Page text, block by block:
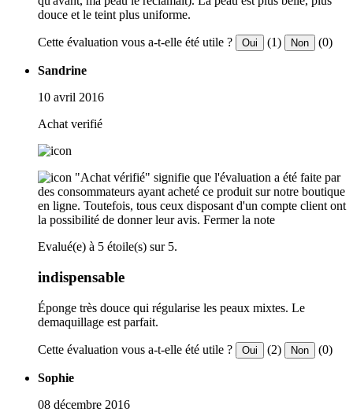
douce et le teint plus uniforme.
Cette évaluation vous a-t-elle été utile ? Oui (1) Non (0)
Sandrine
10 avril 2016
Achat verifié
"Achat vérifié" signifie que l'évaluation a été faite par
des consommateurs ayant acheté ce produit sur notre boutique
en ligne. Toutefois, tous ceux disposant d'un compte client ont
la possibilité de donner leur avis. Fermer la note
Evalué(e) à 5 étoile(s) sur 5.
indispensable
Éponge très douce qui régularise les peaux mixtes. Le
demaquillage est parfait.
Cette évaluation vous a-t-elle été utile ? Oui (2) Non (0)
Sophie
08 décembre 2016